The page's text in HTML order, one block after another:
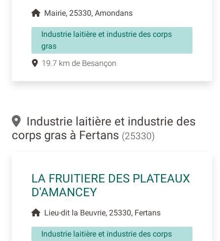
Mairie, 25330, Amondans
Industrie laitière et industrie des corps
gras
19.7 km de Besançon
Industrie laitière et industrie des
corps gras à Fertans (25330)
LA FRUITIERE DES PLATEAUX
D'AMANCEY
Lieu-dit la Beuvrie, 25330, Fertans
Industrie laitière et industrie des corps